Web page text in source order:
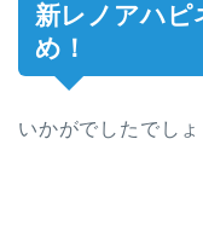
新レノアハピ
め！
いかがでしたでしょ